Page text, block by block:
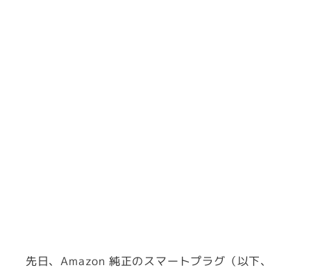
先日、Amazon 純正のスマートプラグ（以下、